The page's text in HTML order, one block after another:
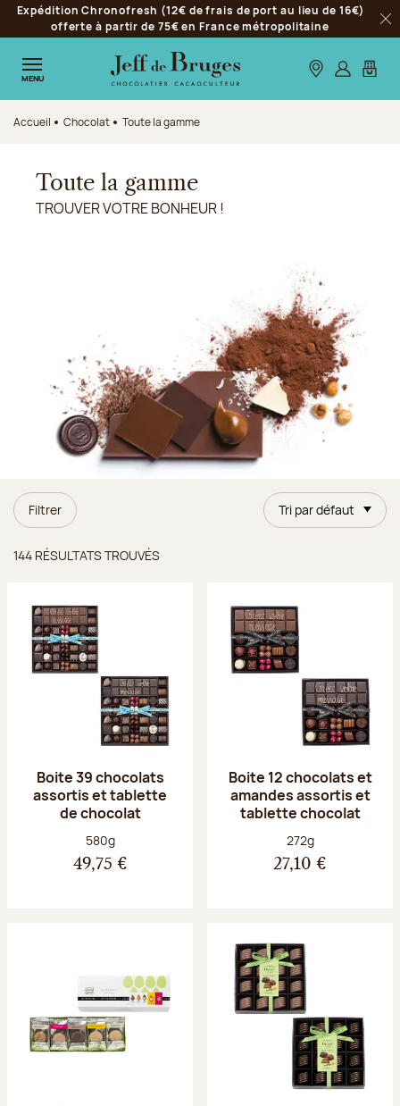
Aller à la navigation
Aller au contenu principal
Aller au pied de page
Expédition Chronofresh (12€ de frais de port au lieu de 16€)
offerte à partir de 75€ en France métropolitaine
MENU Nos boutiques
S’identifier
Mon
Accueil Chocolat Toute la gamme
Toute la gamme
TROUVER VOTRE BONHEUR !
Filtrer Tri par défaut
144 RÉSULTATS TROUVÉS
Boite 39 chocolats
assortis et tablette
de chocolat
Poids net :
580g
49,75 €
Boite 12 chocolats et
amandes assortis et
tablette chocolat
Poids net :
272g
27,10 €